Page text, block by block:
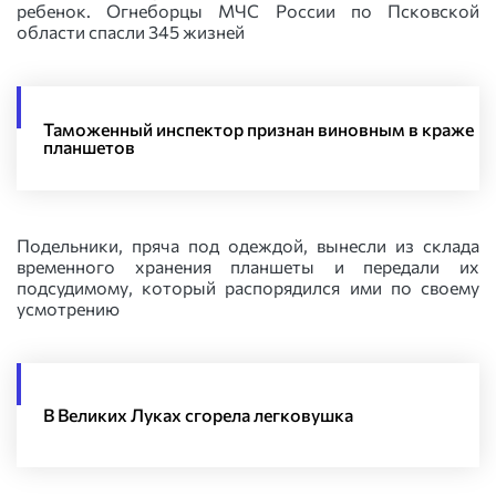
ребенок. Огнеборцы МЧС России по Псковской
области спасли 345 жизней
Таможенный инспектор признан виновным в краже
планшетов
Подельники, пряча под одеждой, вынесли из склада
временного хранения планшеты и передали их
подсудимому, который распорядился ими по своему
усмотрению
В Великих Луках сгорела легковушка